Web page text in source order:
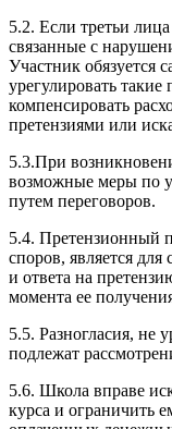
5.2. Если третьи
связанные с
Участник обязуется
урегулировать
компенсировать
претензиями или
5.3.При
возможные меры по
путем переговоров.
5.4. Претензионный
споров, является
и ответа на
момента ее
5.5. Разногласия, не
подлежат
5.6. Школа вправе
курса и ограничить